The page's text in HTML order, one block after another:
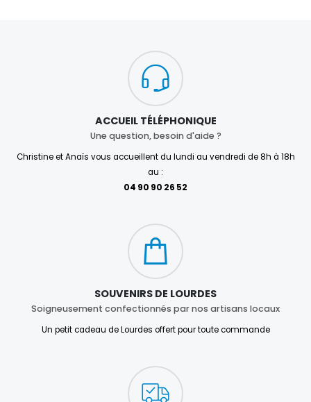
ACCUEIL TÉLÉPHONIQUE
Une question, besoin d'aide ?
Christine et Anaïs vous accueillent du lundi au vendredi de 8h à 18h
au :
04 90 90 26 52
SOUVENIRS DE LOURDES
Soigneusement confectionnés par nos artisans locaux
Un petit cadeau de Lourdes offert pour toute commande